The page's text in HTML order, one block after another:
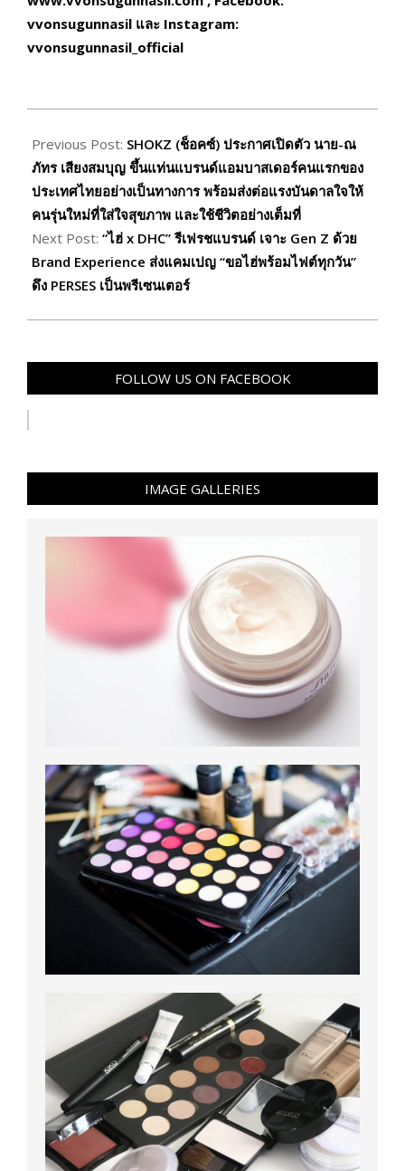
vvonsugunnasil และ Instagram:
vvonsugunnasil_official
05-
13
Previous Post: SHOKZ (ช็อคซ์) ประกาศเปิดตัว นาย-ณ
ภัทร เสียงสมบุญ ขึ้นแท่นแบรนด์แอมบาสเดอร์คนแรกของ
ประเทศไทยอย่างเป็นทางการ พร้อมส่งต่อแรงบันดาลใจให้
คนรุ่นใหม่ที่ใส่ใจสุขภาพ และใช้ชีวิตอย่างเต็มที่
Next Post: “ไฮ่ x DHC” รีเฟรชแบรนด์ เจาะ Gen Z ด้วย
Brand Experience ส่งแคมเปญ “ขอไฮ่พร้อมไฟต์ทุกวัน”
ดึง PERSES เป็นพรีเซนเตอร์
FOLLOW US ON FACEBOOK
IMAGE GALLERIES